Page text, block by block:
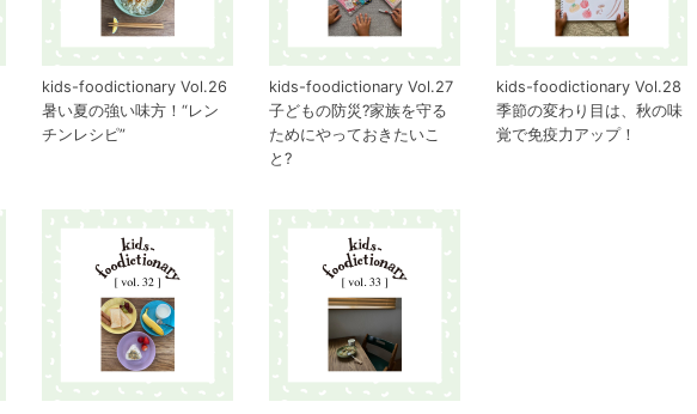
kids-foodictionary Vol.26
暑い夏の強い味方！“レン
チンレシピ”
kids-foodictionary Vol.27
子どもの防災?家族を守る
ためにやっておきたいこ
と?
kids-foodictionary Vol.28
季節の変わり目は、秋の味
覚で免疫力アップ！